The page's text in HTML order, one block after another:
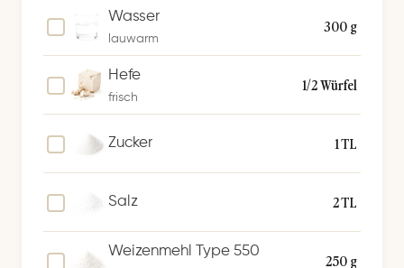
c
n
300 g
Wasser
lauwarm
1/2 Würfel
Hefe
frisch
1 TL
Zucker
2 TL
Salz
250 g
Weizenmehl Type 550